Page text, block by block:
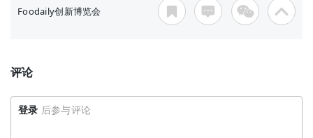
Foodaily创新博览会
评论
登录 后参与评论